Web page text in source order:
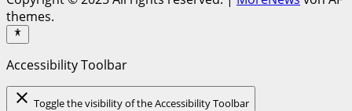
themes.
Accessibility Toolbar
close Toggle the visibility of the Accessibility Toolbar